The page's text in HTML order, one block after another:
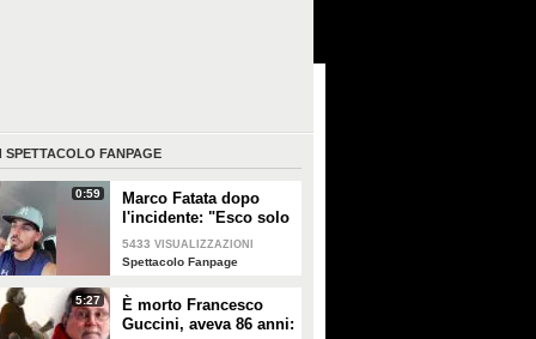
SPETTACOLO FANPAGE
0:59
Marco Fatata dopo
l'incidente: "Esco solo
di sera, i primi tempi
non riuscivo a
5433 VISUALIZZAZIONI
Spettacolo Fanpage
5:27
È morto Francesco
Guccini, aveva 86 anni: